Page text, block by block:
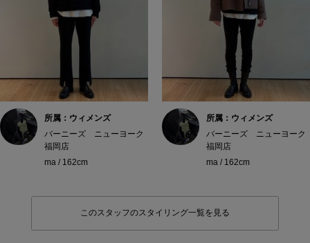
所属：ウィメンズ
バーニーズ ニューヨーク
福岡店
ma / 162cm
所属：ウィメンズ
バーニーズ ニューヨーク
福岡店
ma / 162cm
このスタッフのスタイリング一覧を見る